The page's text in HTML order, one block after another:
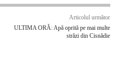
Articolul următor
ULTIMA ORĂ: Apă oprită pe mai multe
străzi din Cisnădie